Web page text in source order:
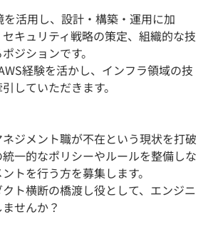
活用し、設計・構築・運用に加
キュリティ戦略の策定、組織的な技
ジションです。
経験を活かし、インフラ領域の技
していただきます。
ジメント職が不在という現状を打破
一的なポリシーやルールを整備しな
トを行う方を募集します。
ト横断の橋渡し役として、エンジニ
せんか？